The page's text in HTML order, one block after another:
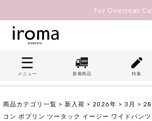
For Overseas
メニュー 新着商品 特集
商品カテゴリ一覧 > 新入荷 > 2026年 > 3月 > 28
コン ポプリン ツータック イージー ワイドパ